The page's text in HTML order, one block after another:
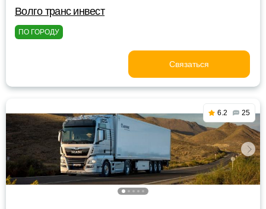
Волго транс инвест
ПО ГОРОДУ
Связаться
6.2 25